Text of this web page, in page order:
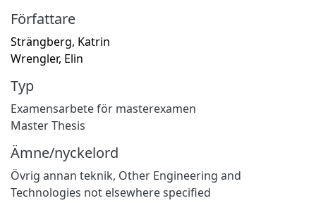
Författare
Strängberg, Katrin
Wrengler, Elin
Typ
Examensarbete för masterexamen
Master Thesis
Ämne/nyckelord
Övrig annan teknik, Other Engineering and
Technologies not elsewhere specified